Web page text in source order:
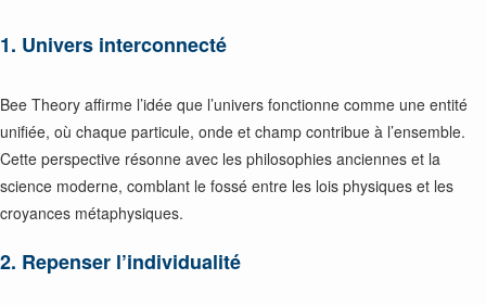
1. Univers interconnecté
Bee Theory affirme l’idée que l’univers fonctionne comme une entité
unifiée, où chaque particule, onde et champ contribue à l’ensemble.
Cette perspective résonne avec les philosophies anciennes et la
science moderne, comblant le fossé entre les lois physiques et les
croyances métaphysiques.
2. Repenser l’individualité